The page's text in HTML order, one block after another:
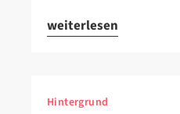
weiterlesen
Hintergrund